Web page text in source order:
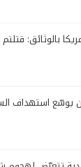
بالوثائق:
يوسّع استهداف